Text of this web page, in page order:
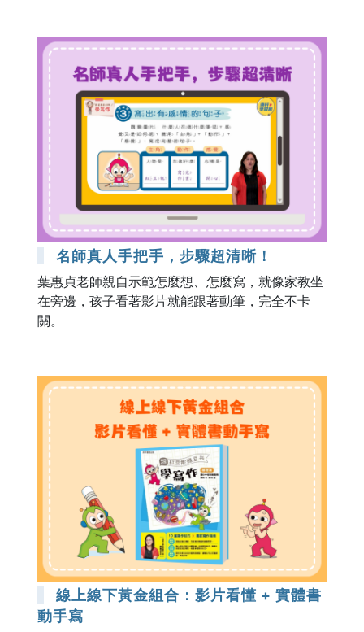
名師真人手把手，步驟超清晰！
葉惠貞老師親自示範怎麼想、怎麼寫，就像家教坐
在旁邊，孩子看著影片就能跟著動筆，完全不卡
關。
線上線下黃金組合：影片看懂 + 實體書
動手寫